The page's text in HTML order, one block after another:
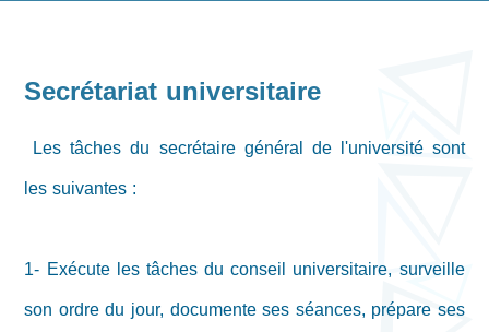
Secrétariat universitaire
Les tâches du secrétaire général de l'université sont
les suivantes :
1- Exécute les tâches du conseil universitaire, surveille
son ordre du jour, documente ses séances, prépare ses